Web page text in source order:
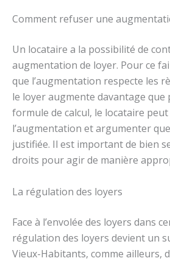
Comment refuser une
Un locataire a la possibilité de
augmentation de loyer. Pour ce
que l’augmentation respecte les
le loyer augmente davantage que
formule de calcul, le locataire peut
l’augmentation et argumenter
justifiée. Il est important de bien
droits pour agir de manière
La régulation des loyers
Face à l’envolée des loyers dans
régulation des loyers devient un
Vieux-Habitants, comme ailleurs,